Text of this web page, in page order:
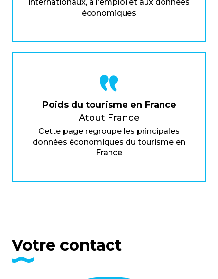
internationaux, à l’emploi et aux données
économiques
Poids du tourisme en France
Atout France
Cette page regroupe les principales
données économiques du tourisme en
France
Votre contact